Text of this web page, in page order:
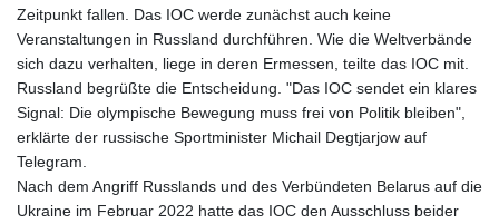
Zeitpunkt fallen. Das IOC werde zunächst auch keine
Veranstaltungen in Russland durchführen. Wie die Weltverbände
sich dazu verhalten, liege in deren Ermessen, teilte das IOC mit.
Russland begrüßte die Entscheidung. "Das IOC sendet ein klares
Signal: Die olympische Bewegung muss frei von Politik bleiben",
erklärte der russische Sportminister Michail Degtjarjow auf
Telegram.
Nach dem Angriff Russlands und des Verbündeten Belarus auf die
Ukraine im Februar 2022 hatte das IOC den Ausschluss beider